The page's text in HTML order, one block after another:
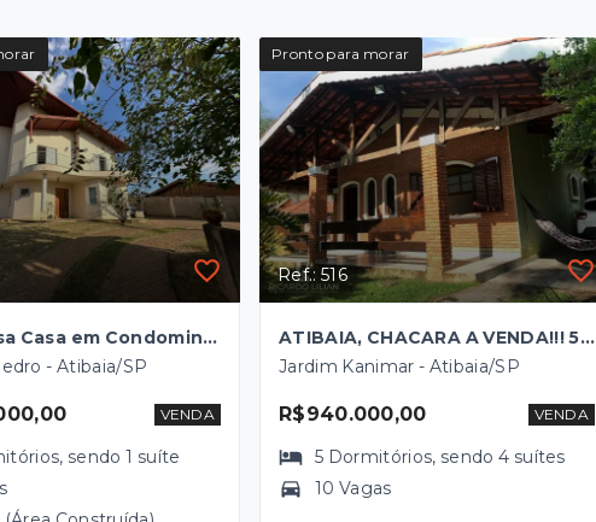
Maravilhosa Casa em Condominio Fechado - Atibaia - Acesso a represa...
- Atibaia/SP
VENDA
, sendo1 suíte
Pronto para morar
Ref.: 516
ATIBAIA, CHACARA A VENDA!!! 5 dormitorios sendo 4 suítes, 3 salas e 10 vagas de garagem!
Jardim Kanimar - Atibaia/SP
R$940.000,00 VENDA
5 Dormitórios, sendo4 suítes
10 Vagas